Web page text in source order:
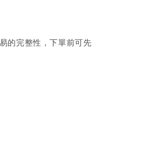
的完整性，下單前可先